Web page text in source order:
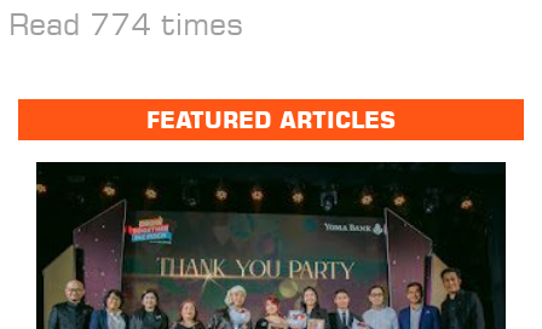
Read 774 times
FEATURED ARTICLES